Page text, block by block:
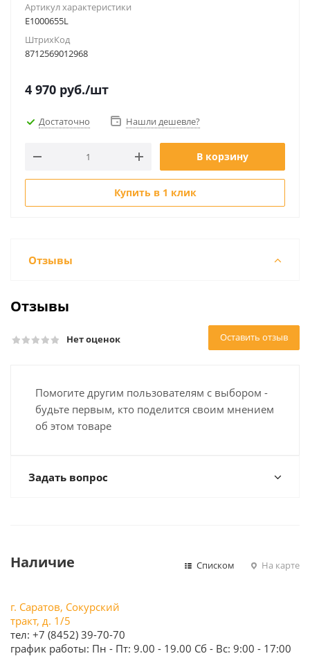
Артикул характеристики
E1000655L
ШтрихКод
8712569012968
4 970 руб./шт
Достаточно Нашли дешевле?
В корзину
Купить в 1 клик
Отзывы
Отзывы
Нет оценок Оставить отзыв
Помогите другим пользователям с выбором -
будьте первым, кто поделится своим мнением
об этом товаре
Задать вопрос
Наличие Списком На карте
г. Саратов, Сокурский
тракт, д. 1/5
тел: +7 (8452) 39-70-70
график работы: Пн - Пт: 9.00 - 19.00 Сб - Вс: 9:00 - 17:00